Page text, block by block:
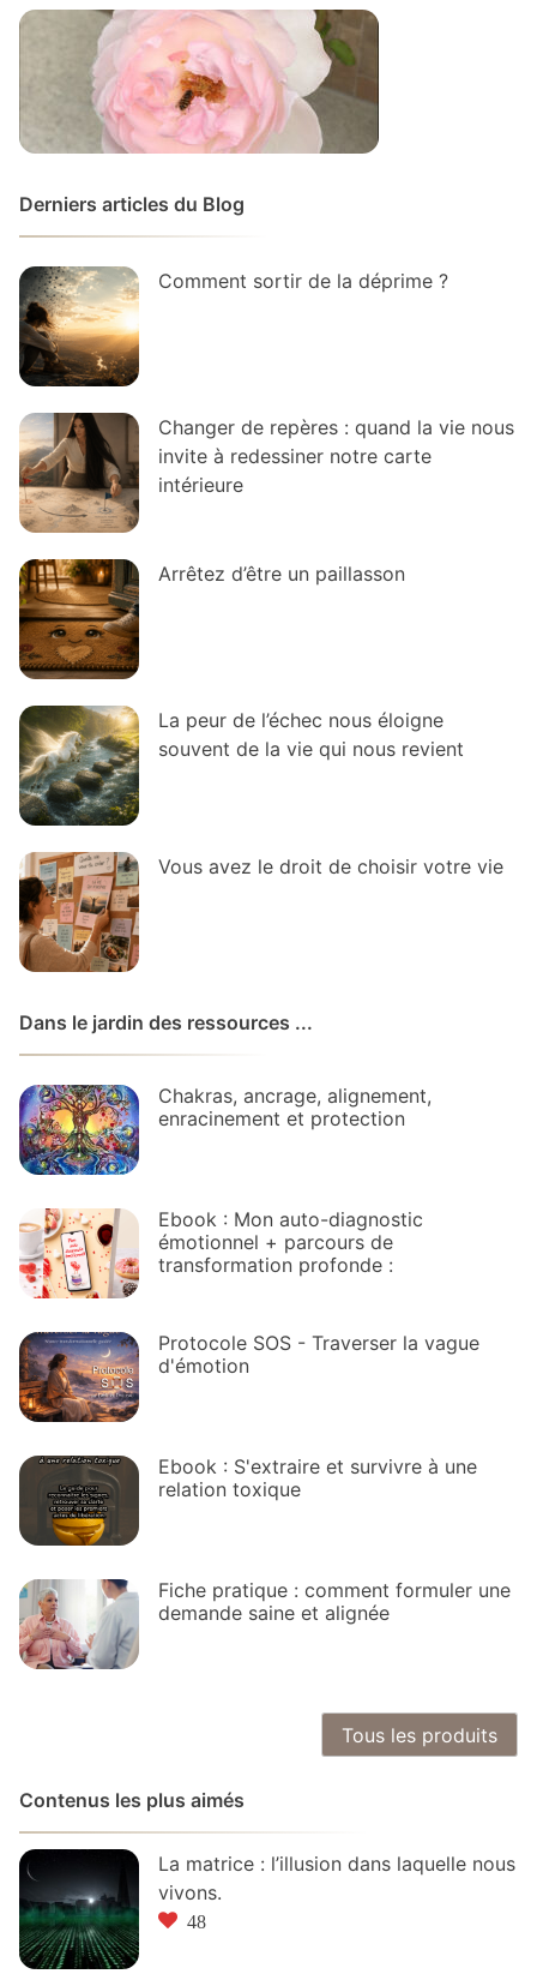
Derniers articles du Blog
Comment sortir de la déprime ?
Changer de repères : quand la vie nous
invite à redessiner notre carte
intérieure
Arrêtez d’être un paillasson
La peur de l’échec nous éloigne
souvent de la vie qui nous revient
Vous avez le droit de choisir votre vie
Dans le jardin des ressources ...
Chakras, ancrage, alignement,
enracinement et protection
Ebook : Mon auto-diagnostic
émotionnel + parcours de
transformation profonde :
Protocole SOS - Traverser la vague
d'émotion
Ebook : S'extraire et survivre à une
relation toxique
Fiche pratique : comment formuler une
demande saine et alignée
Tous les produits
Contenus les plus aimés
La matrice : l’illusion dans laquelle nous
vivons.
48